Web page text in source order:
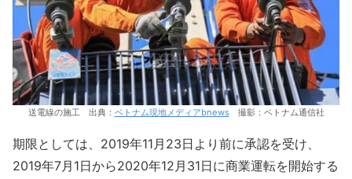
送電線の施工 出典： ベトナム現地メディアbnews撮影：ベトナム通信社
期限としては、2019年11月23日より前に承認を受け、
2019年7月1日から2020年12月31日に商業運転を開始する